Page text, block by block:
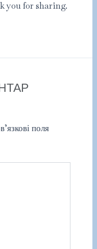
you for sharing.
поля